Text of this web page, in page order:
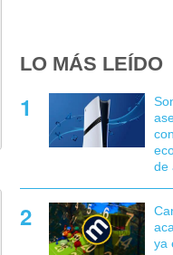
LO MÁS LEÍDO
de
ya